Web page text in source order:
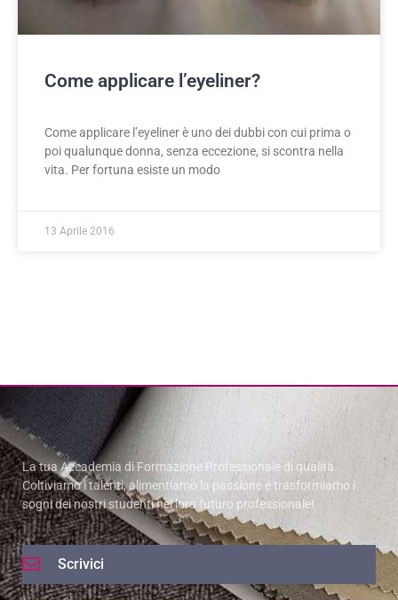
Come applicare l’eyeliner?
Come applicare l’eyeliner è uno dei dubbi con cui prima o
poi qualunque donna, senza eccezione, si scontra nella
vita. Per fortuna esiste un modo
13 Aprile 2016
La tua Accademia di Formazione Professionale di qualità.
Coltiviamo i talenti, alimentiamo la passione e trasformiamo i
sogni dei nostri studenti nel loro futuro professionale!
Scrivici